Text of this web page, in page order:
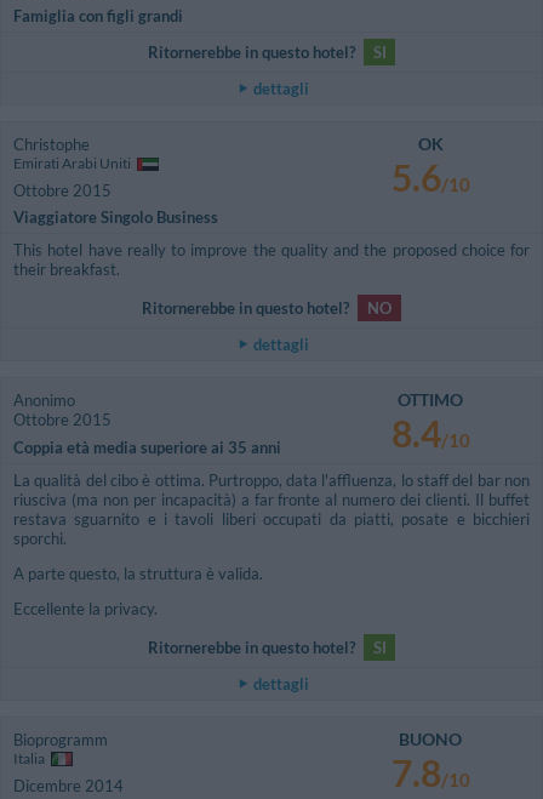
Famiglia con figli grandi
Ritornerebbe in questo hotel?
SI
dettagli
Christophe
Emirati Arabi Uniti
Ottobre 2015
Viaggiatore Singolo Business
OK
5.6/10
This hotel have really to improve the quality and the proposed choice for
their breakfast.
Ritornerebbe in questo hotel?
NO
dettagli
Anonimo
Ottobre 2015
Coppia età media superiore ai 35 anni
OTTIMO
8.4/10
La qualità del cibo è ottima. Purtroppo, data l'affluenza, lo staff del bar non
riusciva (ma non per incapacità) a far fronte al numero dei clienti. Il buffet
restava sguarnito e i tavoli liberi occupati da piatti, posate e bicchieri
sporchi.
A parte questo, la struttura è valida.
Eccellente la privacy.
Ritornerebbe in questo hotel?
SI
dettagli
Bioprogramm
Italia
Dicembre 2014
BUONO
7.8/10